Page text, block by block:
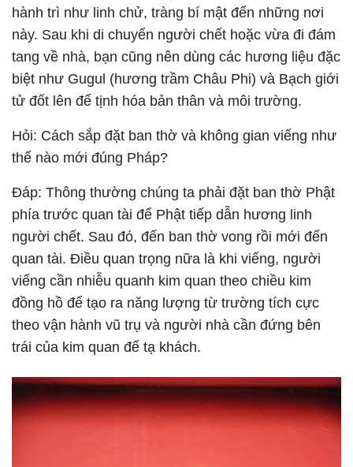
hành trì như linh chử, tràng bí mật đến những nơi
này. Sau khi di chuyển người chết hoặc vừa đi đám
tang về nhà, bạn cũng nên dùng các hương liệu đặc
biệt như Gugul (hương trầm Châu Phi) và Bạch giới
tử đốt lên để tịnh hóa bản thân và môi trường.
Hỏi: Cách sắp đặt ban thờ và không gian viếng như
thế nào mới đúng Pháp?
Đáp: Thông thường chúng ta phải đặt ban thờ Phật
phía trước quan tài để Phật tiếp dẫn hương linh
người chết. Sau đó, đến ban thờ vong rồi mới đến
quan tài. Điều quan trọng nữa là khi viếng, người
viếng cần nhiễu quanh kim quan theo chiều kim
đồng hồ để tạo ra năng lượng từ trường tích cực
theo vận hành vũ trụ và người nhà cần đứng bên
trái của kim quan để tạ khách.